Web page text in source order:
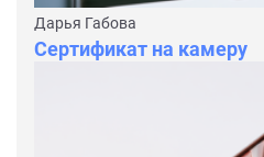
Дарья Габова
Сертификат на камеру